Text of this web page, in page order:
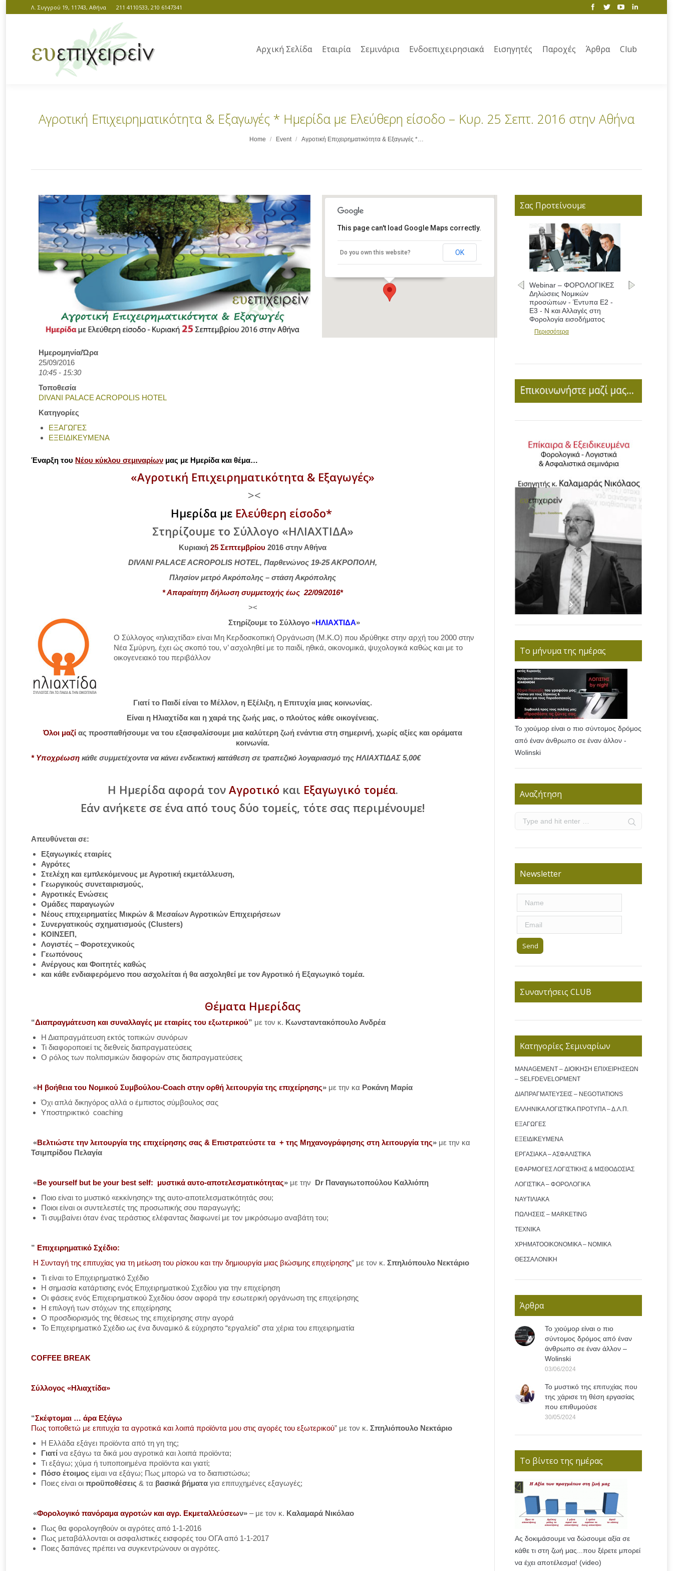
Λ. Συγγρού 19, 11743, Αθήνα 211 4110533, 210 6147341
Αρχική Σελίδα Εταιρία Σεμινάρια Ενδοεπιχειρησιακά Εισηγητές Παροχές Άρθρα Club
Αγροτική Επιχειρηματικότητα & Εξαγωγές * Ημερίδα με Ελεύθερη είσοδο – Κυρ. 25 Σεπτ. 2016 στην Αθήνα
Home Event Αγροτική Επιχειρηματικότητα & Εξαγωγές *…
DIVANI PALACE ACROPOLIS HOTEL
ΠΑΡΘΕΝΩΝΟΣ 19-25 - ΑΘΗΝΑ
Events
This page can't load Google Maps correctly.
Do you own this website? OK
Ημερομηνία/Ώρα
25/09/2016
10:45 - 15:30
Τοποθεσία
DIVANI PALACE ACROPOLIS HOTEL
Κατηγορίες
ΕΞΑΓΩΓΕΣ
ΕΞΕΙΔΙΚΕΥΜΕΝΑ
Έναρξη του Νέου κύκλου σεμιναρίων μας με Ημερίδα και θέμα…
«Αγροτική Επιχειρηματικότητα & Εξαγωγές»
><
Ημερίδα μεΕλεύθερη είσοδο*
Στηρίζουμε το Σύλλογο «ΗΛΙΑΧΤΙΔΑ»
Κυριακή 25 Σεπτεμβρίου 2016 στην Αθήνα
DIVANI PALACE ACROPOLIS HOTEL, Παρθενώνος 19-25ΑΚΡΟΠΟΛΗ,
Πλησίον μετρό Ακρόπολης – στάση Ακρόπολης
* Απαραίτητη δήλωση συμμετοχής έως 22/09/2016*
><
Στηρίζουμε το Σύλλογο «ΗΛΙΑΧΤΙΔΑ»
Ο Σύλλογος «ηλιαχτίδα» είναι Μη Κερδοσκοπική Οργάνωση (Μ.Κ.Ο) που ιδρύθηκε στην αρχή του 2000 στην
Νέα Σμύρνη, έχει ώς σκοπό του, ν’ ασχοληθεί με το παιδί, ηθικά, οικονομικά, ψυχολογικά καθώς και με το
οικογενειακό του περιβάλλον
Γιατί το Παιδί είναι το Μέλλον, η Εξέλιξη, η Επιτυχία μιας κοινωνίας.
Είναι η Ηλιαχτίδα και η χαρά της ζωής μας, ο πλούτος κάθε οικογένειας.
Όλοι μαζί ας προσπαθήσουμε να του εξασφαλίσουμε μια καλύτερη ζωή ενάντια στη σημερινή, χωρίς αξίες και οράματα
κοινωνία.
* Υποχρέωση κάθε συμμετέχοντα να κάνει ενδεικτική κατάθεση σε τραπεζικό λογαριασμό της ΗΛΙΑΧΤΙΔΑΣ 5,00€
Η Ημερίδα αφορά τον Αγροτικό και Εξαγωγικό τομέα.
Εάν ανήκετε σε ένα από τους δύο τομείς, τότε σας περιμένουμε!
Απευθύνεται σε:
Εξαγωγικές εταιρίες
Αγρότες
Στελέχη και εμπλεκόμενους με Αγροτική εκμετάλλευση,
Γεωργικούς συνεταιρισμούς,
Αγροτικές Ενώσεις
Ομάδες παραγωγών
Νέους επιχειρηματίες Μικρών & Μεσαίων Αγροτικών Επιχειρήσεων
Συνεργατικούς σχηματισμούς (Clusters)
ΚΟΙΝΣΕΠ,
Λογιστές – Φοροτεχνικούς
Γεωπόνους
Ανέργους και Φοιτητές καθώς
και κάθε ενδιαφερόμενο που ασχολείται ή θα ασχοληθεί με τον Αγροτικό ή Εξαγωγικό τομέα.
Θέματα Ημερίδας
“Διαπραγμάτευση και συναλλαγές με εταιρίες του εξωτερικού” με τον κ. Κωνσταντακόπουλο Ανδρέα
Η Διαπραγμάτευση εκτός τοπικών συνόρων
Τι διαφοροποιεί τις διεθνείς διαπραγματεύσεις
Ο ρόλος των πολιτισμικών διαφορών στις διαπραγματεύσεις
«Η βοήθεια του Νομικού Συμβούλου-Coach στην ορθή λειτουργία της επιχείρησης» με την κα Ροκάνη Μαρία
Όχι απλά δικηγόρος αλλά ο έμπιστος σύμβουλος σας
Υποστηρικτικό coaching
«Βελτιώστε την λειτουργία της επιχείρησης σας & Επιστρατεύστε τα + της Μηχανογράφησης στη λειτουργία της» με την κα
Τσιμπρίδου Πελαγία
«Be yourself but be your best self: μυστικά αυτο-αποτελεσματικότητας» με την Dr Παναγιωτοπούλου Καλλιόπη
Ποιο είναι το μυστικό «εκκίνησης» της αυτο-αποτελεσματικότητάς σου;
Ποιοι είναι οι συντελεστές της προσωπικής σου παραγωγής;
Τι συμβαίνει όταν ένας τεράστιος ελέφαντας διαφωνεί με τον μικρόσωμο αναβάτη του;
” Επιχειρηματικό Σχέδιο:
Η Συνταγή της επιτυχίας για τη μείωση του ρίσκου και την δημιουργία μιας βιώσιμης επιχείρησης” με τον κ. Σπηλιόπουλο Νεκτάριο
Τι είναι το Επιχειρηματικό Σχέδιο
Η σημασία κατάρτισης ενός Επιχειρηματικού Σχεδίου για την επιχείρηση
Οι φάσεις ενός Επιχειρηματικού Σχεδίου όσον αφορά την εσωτερική οργάνωση της επιχείρησης
Η επιλογή των στόχων της επιχείρησης
Ο προσδιορισμός της θέσεως της επιχείρησης στην αγορά
Το Επιχειρηματικό Σχέδιο ως ένα δυναμικό & εύχρηστο “εργαλείο” στα χέρια του επιχειρηματία
COFFEE BREAK
Σύλλογος «Ηλιαχτίδα»
“Σκέφτομαι … άρα Εξάγω
Πως τοποθετώ με επιτυχία τα αγροτικά και λοιπά προϊόντα μου στις αγορές του εξωτερικού” με τον κ. Σπηλιόπουλο Νεκτάριο
Η Ελλάδα εξάγει προϊόντα από τη γη της;
Γιατί να εξάγω τα δικά μου αγροτικά και λοιπά προϊόντα;
Tι εξάγω; χύμα ή τυποποιημένα προϊόντα και γιατί;
Πόσο έτοιμος είμαι να εξάγω; Πως μπορώ να το διαπιστώσω;
Ποιες είναι οι προϋποθέσεις & τα βασικά βήματα για επιτυχημένες εξαγωγές;
«Φορολογικό πανόραμα αγροτών και αγρ. Εκμεταλλεύσεων» – με τον κ. Καλαμαρά Νικόλαο
Πως θα φορολογηθούν οι αγρότες από 1-1-2016
Πως μεταβάλλονται οι ασφαλιστικές εισφορές του ΟΓΑ από 1-1-2017
Ποιες δαπάνες πρέπει να συγκεντρώνουν οι αγρότες.
Σας Προτείνουμε
Webinar – ΦΟΡΟΛΟΓΙΚΕΣ
Δηλώσεις - Συμπλήρωση
εντύπων Ε1 - Ε2 - Ε3 και
Αλλαγές
Περισσότερα
Το μήνυμα της ημέρας
Το χιούμορ είναι ο πιο σύντομος δρόμος
από έναν άνθρωπο σε έναν άλλον -
Wolinski
Αναζήτηση
Newsletter
Συναντήσεις CLUB
Κατηγορίες Σεμιναρίων
MANAGEMENT – ΔΙΟΙΚΗΣΗ ΕΠΙΧΕΙΡΗΣΕΩΝ
– SELFDEVELOPMENT
ΔΙΑΠΡΑΓΜΑΤΕΥΣΕΙΣ – NEGOTIATIONS
ΕΛΛΗΝΙΚΑ ΛΟΓΙΣΤΙΚΑ ΠΡΟΤΥΠΑ – Δ.Λ.Π.
ΕΞΑΓΩΓΕΣ
ΕΞΕΙΔΙΚΕΥΜΕΝΑ
ΕΡΓΑΣΙΑΚΑ – ΑΣΦΑΛΙΣΤΙΚΑ
ΕΦΑΡΜΟΓΕΣ ΛΟΓΙΣΤΙΚΗΣ & ΜΙΣΘΟΔΟΣΙΑΣ
ΛΟΓΙΣΤΙΚΑ – ΦΟΡΟΛΟΓΙΚΑ
ΝΑΥΤΙΛΙΑΚΑ
ΠΩΛΗΣΕΙΣ – MARKETING
ΤΕΧΝΙΚΑ
ΧΡΗΜΑΤΟΟΙΚΟΝΟΜΙΚΑ – ΝΟΜΙΚΑ
ΘΕΣΣΑΛΟΝΙΚΗ
Άρθρα
Το χιούμορ είναι ο πιο
σύντομος δρόμος από έναν
άνθρωπο σε έναν άλλον –
Wolinski
03/06/2024
Το μυστικό της επιτυχίας που
της χάρισε τη θέση εργασίας
που επιθυμούσε
30/05/2024
Το βίντεο της ημέρας
Ας δοκιμάσουμε να δώσουμε αξία σε
κάθε τι στη ζωή μας...που ξέρετε μπορεί
να έχει αποτέλεσμα! (video)